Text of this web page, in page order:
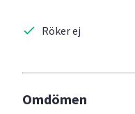
Röker ej
Omdömen